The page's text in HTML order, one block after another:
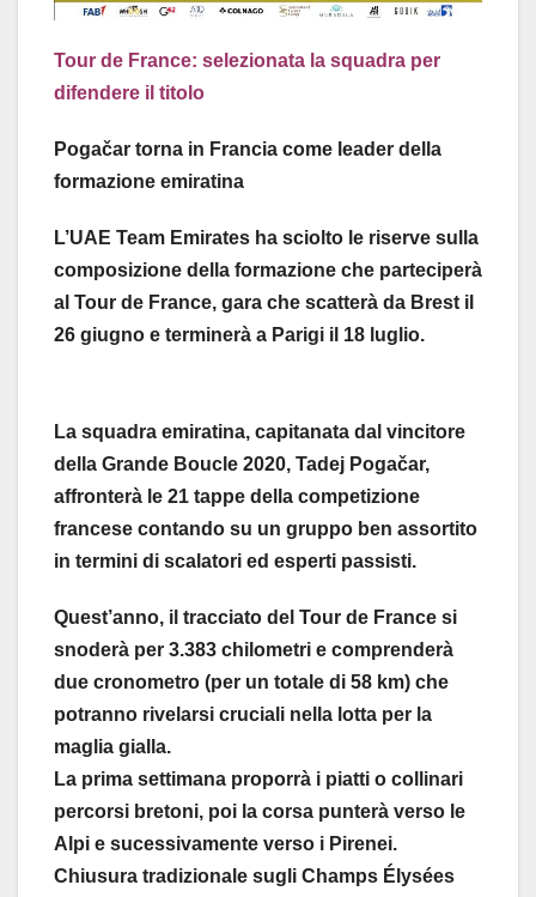
Tour de France: selezionata la squadra per
difendere il titolo
Pogačar torna in Francia come leader della
formazione emiratina
L’UAE Team Emirates ha sciolto le riserve sulla
composizione della formazione che parteciperà
al Tour de France, gara che scatterà da Brest il
26 giugno e terminerà a Parigi il 18 luglio.
La squadra emiratina, capitanata dal vincitore
della Grande Boucle 2020, Tadej Pogačar,
affronterà le 21 tappe della competizione
francese contando su un gruppo ben assortito
in termini di scalatori ed esperti passisti.
Quest’anno, il tracciato del Tour de France si
snoderà per 3.383 chilometri e comprenderà
due cronometro (per un totale di 58 km) che
potranno rivelarsi cruciali nella lotta per la
maglia gialla.
La prima settimana proporrà i piatti o collinari
percorsi bretoni, poi la corsa punterà verso le
Alpi e sucessivamente verso i Pirenei.
Chiusura tradizionale sugli Champs Élysées